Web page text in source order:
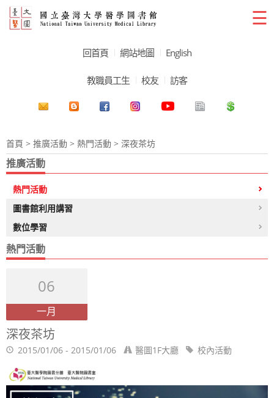
☰
回首頁 網站地圖 English
教職員工生 校友 訪客
首頁 > 推廣活動 > 熱門活動 > 深夜茶坊
推廣活動
熱門活動
圖書館利用講習
數位學習
熱門活動
06
一月
深夜茶坊
2015/01/06 - 2015/01/06 醫圖1F大廳 校內活動